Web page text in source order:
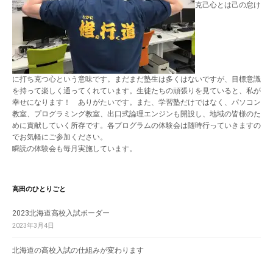
克己心とは己の怠け
に打ち克つ心という意味です。まだまだ塾生は多くはないですが、目標意識
を持って楽しく通ってくれています。生徒たちの頑張りを見ていると、私が
幸せになります！ ありがたいです。また、学習塾だけではなく、パソコン
教室、プログラミング教室、出口式論理エンジンも開設し、地域の皆様のた
めに貢献していく所存です。各プログラムの体験会は随時行っていきますの
でお気軽にご参加ください。
瞬読の体験会も毎月実施しています。
高田のひとりごと
2023北海道高校入試ボーダー
2023年3月4日
北海道の高校入試の仕組みが変わります